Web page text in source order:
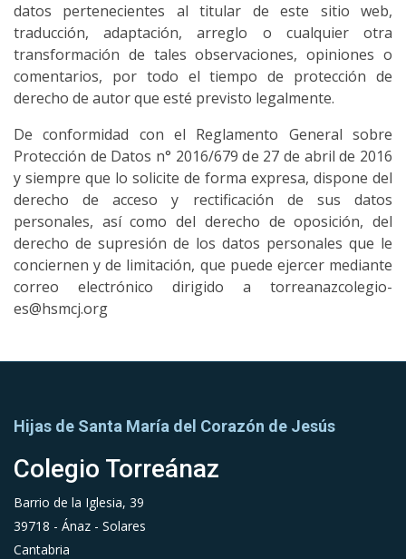
datos pertenecientes al titular de este sitio web,
traducción, adaptación, arreglo o cualquier otra
transformación de tales observaciones, opiniones o
comentarios, por todo el tiempo de protección de
derecho de autor que esté previsto legalmente.
De conformidad con el Reglamento General sobre
Protección de Datos n° 2016/679 de 27 de abril de 2016
y siempre que lo solicite de forma expresa, dispone del
derecho de acceso y rectificación de sus datos
personales, así como del derecho de oposición, del
derecho de supresión de los datos personales que le
conciernen y de limitación, que puede ejercer mediante
correo electrónico dirigido a torreanazcolegio-
es@hsmcj.org
Hijas de Santa María del Corazón de Jesús
Colegio Torreánaz
Barrio de la Iglesia, 39
39718 - Ánaz - Solares
Cantabria